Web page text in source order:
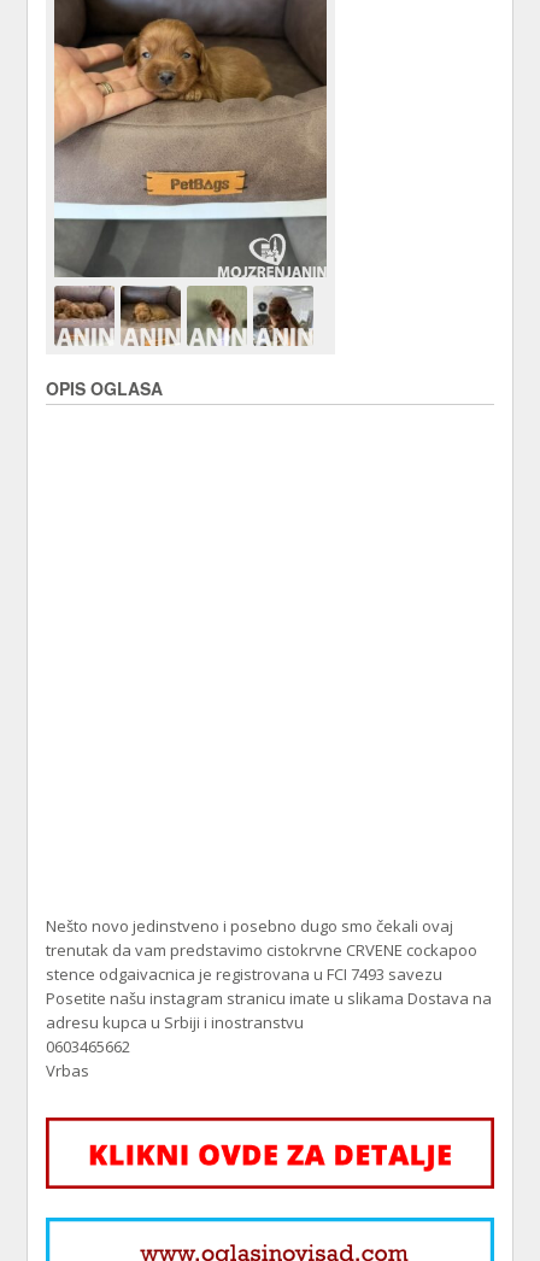
OPIS OGLASA
Nešto novo jedinstveno i posebno dugo smo čekali ovaj
trenutak da vam predstavimo cistokrvne CRVENE cockapoo
stence odgaivacnica je registrovana u FCI 7493 savezu
Posetite našu instagram stranicu imate u slikama Dostava na
adresu kupca u Srbiji i inostranstvu
0603465662
Vrbas